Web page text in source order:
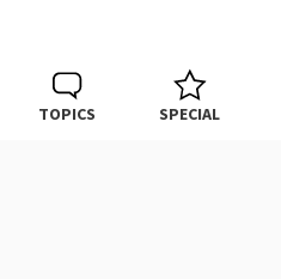
TOPICS SPECIAL